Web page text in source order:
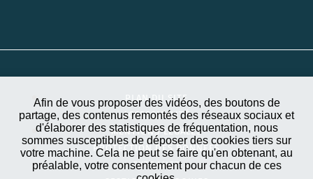
Afin de vous proposer des vidéos, des boutons de
partage, des contenus remontés des réseaux sociaux et
d'élaborer des statistiques de fréquentation, nous
sommes susceptibles de déposer des cookies tiers sur
votre machine. Cela ne peut se faire qu'en obtenant, au
préalable, votre consentement pour chacun de ces
PLAN DU SITE
ACCESSIBILITÉ
MENTIONS LÉGALES
PROTECTION DES DONNÉES
EXTRANET